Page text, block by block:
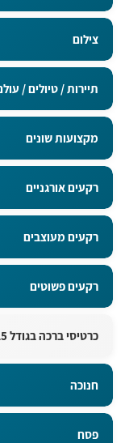
צילום
תיירות / טיולים /
מקצועות שונים
רקעים אורגניים
רקעים מעוצבים
רקעים פשוטים
כרטיסי ברכה בגודל 10X15
חנוכה
פסח